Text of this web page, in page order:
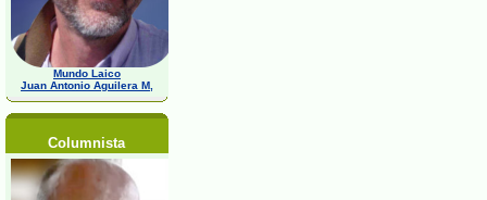
Mundo Laico
Juan Antonio Aguilera M,
Columnista